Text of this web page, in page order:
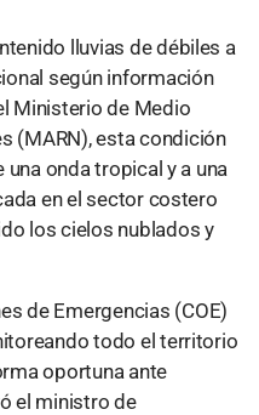
lluvias de débiles a
según información
Ministerio de Medio
(MARN), esta condición
onda tropical y a una
en el sector costero
los cielos nublados y
de Emergencias (COE)
todo el territorio
oportuna ante
el ministro de